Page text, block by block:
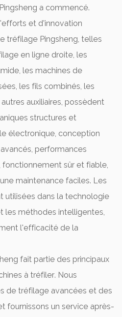
à la corrosion et
de surface
dans l’industrie
améliorer efficacement
et la qualité de la
valeur ajoutée et la
sur le marché. Ses
la diversité,
la précision, la
et la flexibilité.
a commencé.
et d'innovation
tréfilage Pingsheng, telles
en ligne droite, les
les machines de
les fils combinés, les
auxiliaires, possèdent
structures et
électronique, conception
performances
sûr et fiable,
maintenance faciles. Les
utilisées dans la technologie
les méthodes intelligentes,
l'efficacité de la
fait partie des principaux
à tréfiler. Nous
de tréfilage avancées et des
fournissons un service après-